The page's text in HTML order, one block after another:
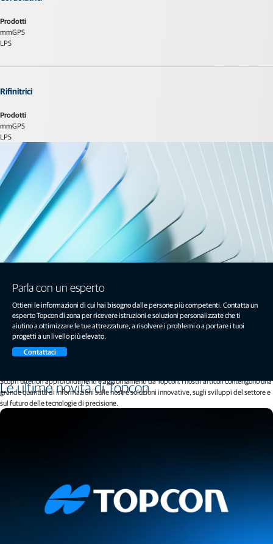
Prodotti
mmGPS
LPS
Rifinitrici
Prodotti
mmGPS
LPS
Parla con un esperto
Ottieni le informazioni di cui hai bisogno dalle persone più competenti. Contatta un
esperto Topcon di zona per ricevere istruzioni e soluzioni personalizzate che ti
aiutino a ottimizzare le tue attrezzature, a risolvere i problemi o a portare i tuoi
progetti a un livello più elevato.
Contattaci
Le ultime novità di Topcon
Scopri ulteriori approfondimenti e aggiornamenti da Topcon. I nostri articoli contengono una
grande quantità di informazioni sulle nostre soluzioni innovative, sugli sviluppi del settore e
sul futuro delle tecnologie di precisione.